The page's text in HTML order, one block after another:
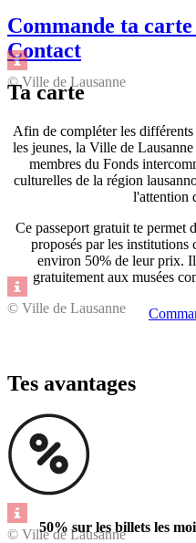
© Ville de Lausanne
© Ville de Lausanne
© Ville de Lausanne
Commande ta carte
Contact
Ta carte
Afin de compléter les
les jeunes, la Ville de
membres du Fonds
culturelles de la région
l'attention
Ce passeport gratuit te permet
proposés par les institutions
environ 50% de leur prix.
gratuitement aux musées
Tes avantages
50% sur les billets les